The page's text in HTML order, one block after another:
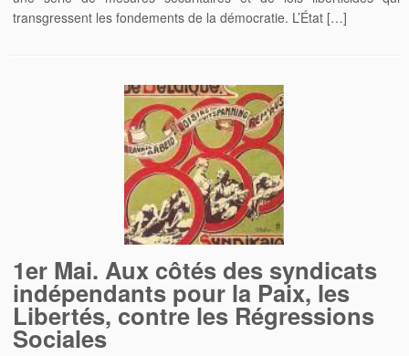
transgressent les fondements de la démocratie. L’État […]
1er Mai. Aux côtés des syndicats
indépendants pour la Paix, les
Libertés, contre les Régressions
Sociales